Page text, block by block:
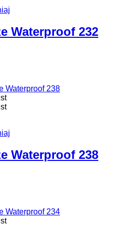
Waterproof 232
Waterproof 238